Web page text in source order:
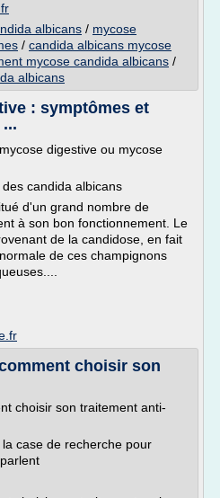
albicans / mycose
/ candida albicans mycose
mycose candida albicans /
albicans
: symptômes et
digestive ou mycose
candida albicans
d'un grand nombre de
à son bon fonctionnement. Le
de la candidose, en fait
de ces champignons
choisir son
choisir son traitement anti-
case de recherche pour